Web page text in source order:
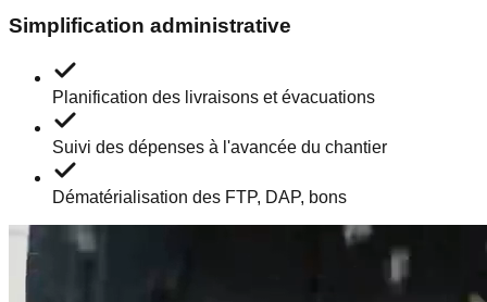
Simplification administrative
Planification des livraisons et évacuations
Suivi des dépenses à l'avancée du chantier
Dématérialisation des FTP, DAP, bons